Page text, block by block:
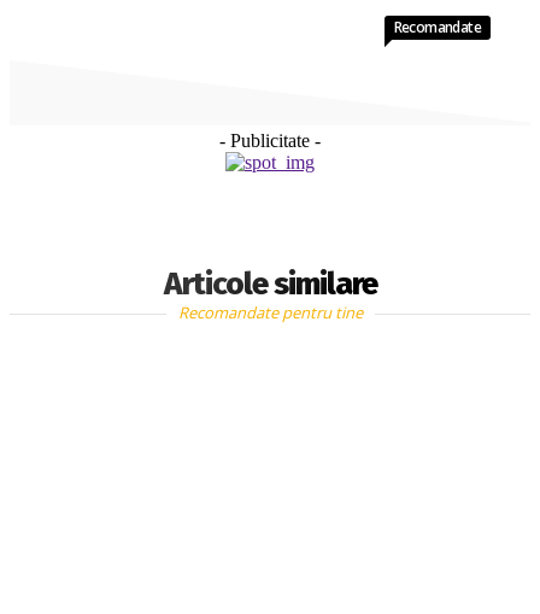
- Publicitate -
Articole similare
Recomandate
Recomandate pentru tine